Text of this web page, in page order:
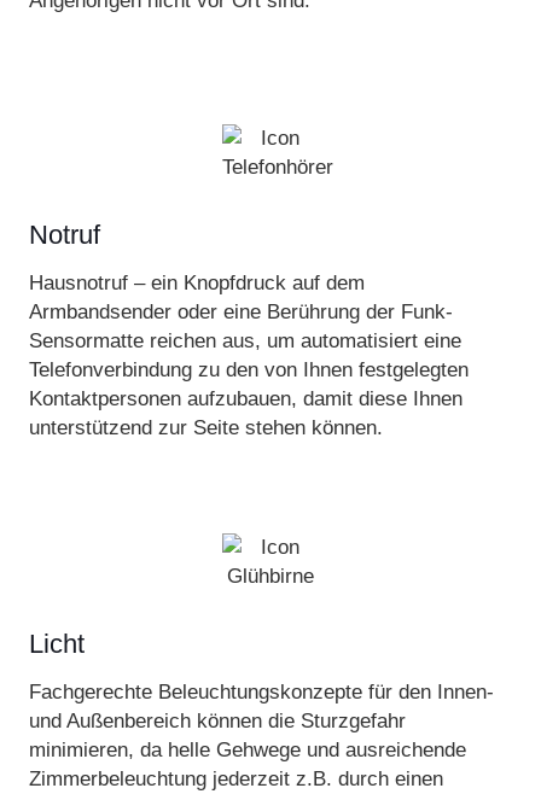
Notruf
Hausnotruf – ein Knopfdruck auf dem
Armbandsender oder eine Berührung der Funk-
Sensormatte reichen aus, um automatisiert eine
Telefonverbindung zu den von Ihnen festgelegten
Kontaktpersonen aufzubauen, damit diese Ihnen
unterstützend zur Seite stehen können.
Licht
Fachgerechte Beleuchtungskonzepte für den Innen-
und Außenbereich können die Sturzgefahr
minimieren, da helle Gehwege und ausreichende
Zimmerbeleuchtung jederzeit z.B. durch einen